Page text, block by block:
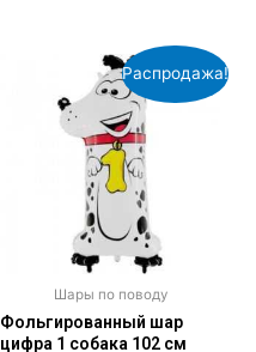
Распродажа!
Шары по поводу
Фольгированный шар
цифра 1 собака 102 см